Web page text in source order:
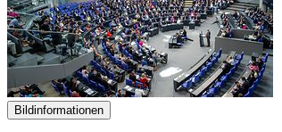
Bildinformationen